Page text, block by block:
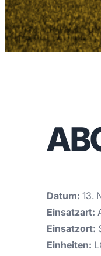
Datum: 13.
Einsatzart:
Einsatzort:
Einheiten: